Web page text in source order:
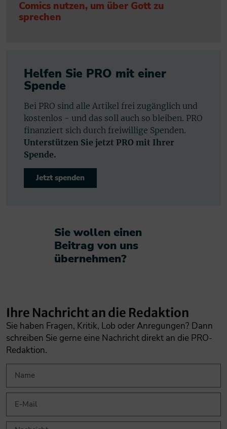
Comics nutzen, um über Gott zu
sprechen
Helfen Sie PRO mit einer
Spende
Bei PRO sind alle Artikel frei zugänglich und
kostenlos - und das soll auch so bleiben. PRO
finanziert sich durch freiwillige Spenden.
Unterstützen Sie jetzt PRO mit Ihrer
Spende.
Jetzt spenden
Sie wollen einen
Beitrag von uns
übernehmen?​
Ihre Nachricht an die Redaktion
Sie haben Fragen, Kritik, Lob oder Anregungen? Dann
schreiben Sie gerne eine Nachricht direkt an die PRO-
Redaktion.